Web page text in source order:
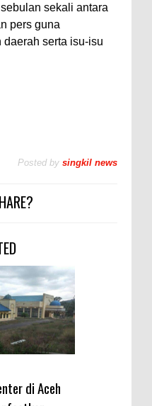
sekali antara
pers guna
serta isu-isu
Posted by singkil news
di Aceh